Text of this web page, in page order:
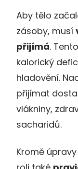
Aby tělo
zásoby, musí
přijímá.
kalorický
hladovění.
přijímat
vlákniny,
sacharidů.
Kromě